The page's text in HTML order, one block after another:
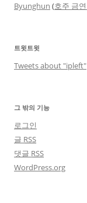
Byunghun (호주 금
트윗트윗
Tweets about "ipleft"
그 밖의 기능
로그인
글 RSS
댓글 RSS
WordPress.org